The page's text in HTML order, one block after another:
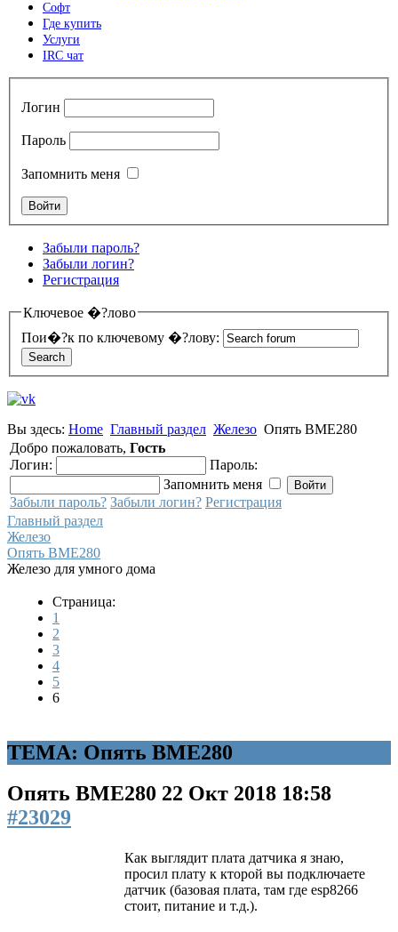
Софт
Где купить
Услуги
IRC чат
Логин
Пароль
Запомнить меня
Забыли пароль?
Забыли логин?
Регистрация
Ключевое �?лово
Пои�?к по ключевому �?лову:
Вы здесь: Home Главный раздел Железо Опять BME280
Добро пожаловать, Гость
Логин:
Пароль:
Запомнить меня
Забыли пароль? Забыли логин? Регистрация
Главный раздел
Железо
Опять BME280
Железо для умного дома
Страница:
1
2
3
4
5
6
ТЕМА: Опять BME280
Опять BME280 22 Окт 2018 18:58
#23029
Как выглядит плата датчика я знаю,
просил плату к кторой вы подключаете
датчик (базовая плата, там где esp8266
стоит, питание и т.д.).